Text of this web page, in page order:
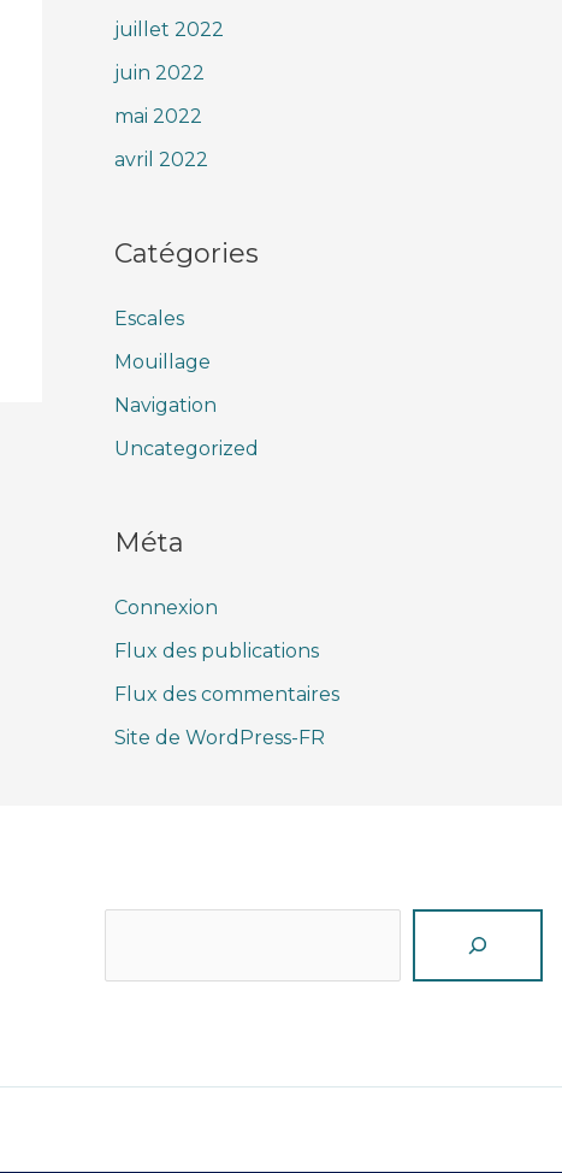
juillet 2022
juin 2022
mai 2022
avril 2022
Catégories
Escales
Mouillage
Navigation
Uncategorized
Méta
Connexion
Flux des publications
Flux des commentaires
Site de WordPress-FR